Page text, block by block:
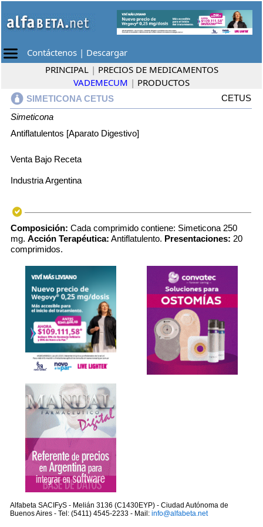
Contáctenos | Descargar
PRINCIPAL | PRECIOS DE MEDICAMENTOS
VADEMECUM | PRODUCTOS
SIMETICONA CETUS
CETUS
Simeticona
Antiflatulentos [Aparato Digestivo]
Venta Bajo Receta
Industria Argentina
Composición: Cada comprimido contiene: Simeticona 250
mg. Acción Terapéutica: Antiflatulento. Presentaciones: 20
comprimidos.
Alfabeta SACIFyS - Melián 3136 (C1430EYP) - Ciudad Autónoma de
Buenos Aires - Tel: (5411) 4545-2233 - Mail: info@alfabeta.net